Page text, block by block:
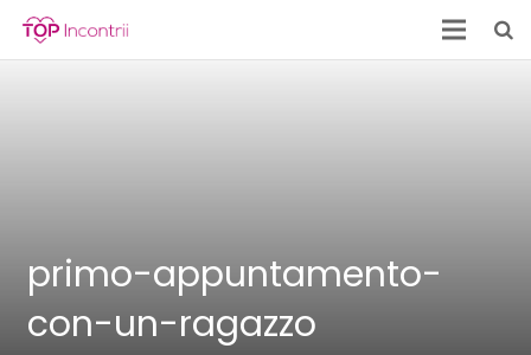
primo-appuntamento-
con-un-ragazzo